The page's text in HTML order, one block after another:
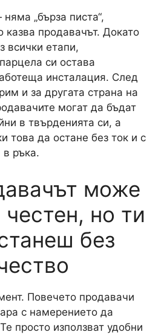
„бърза писта“,
казва продавачът. Докато
всички етапи,
си остава
инсталация. След
и за другата страна на
могат да бъдат
в твърденията си, а
това да остане без ток и с
ръка.
може
но ти
без
Повечето продавачи
с намерението да
просто използват удобни